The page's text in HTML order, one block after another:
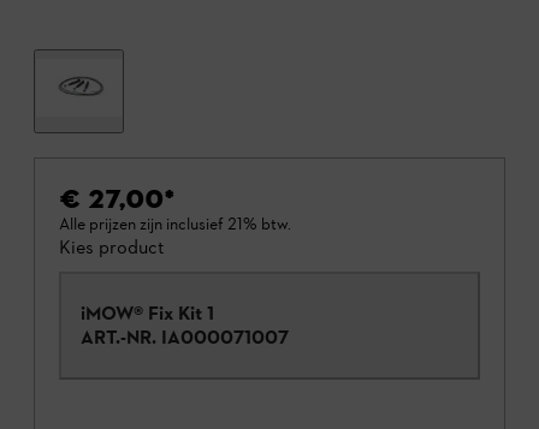
€ 27,00*
Alle prijzen zijn inclusief 21% btw.
Kies product
iMOW® Fix Kit 1
ART.-NR. IA000071007